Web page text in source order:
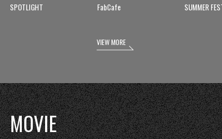
SPOTLIGHT FabCafe SUMMER
VIEW MORE
MOVIE